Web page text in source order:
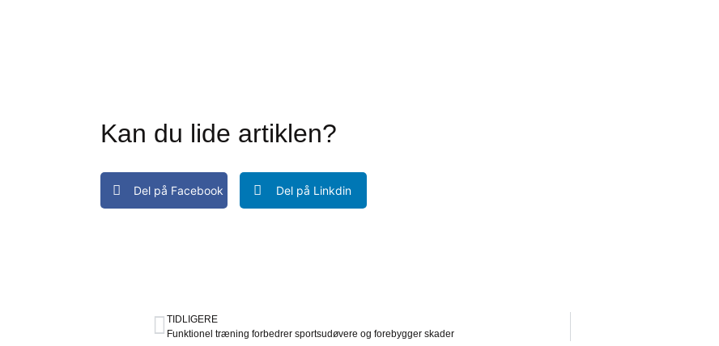
Kan du lide artiklen?
Del på Facebook Del på Linkdin
TIDLIGERE
Funktionel træning forbedrer sportsudøvere og forebygger skader